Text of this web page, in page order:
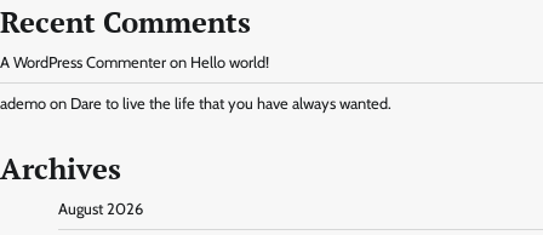
Recent Comments
A WordPress Commenter on Hello world!
ademo on Dare to live the life that you have always wanted.
Archives
August 2026